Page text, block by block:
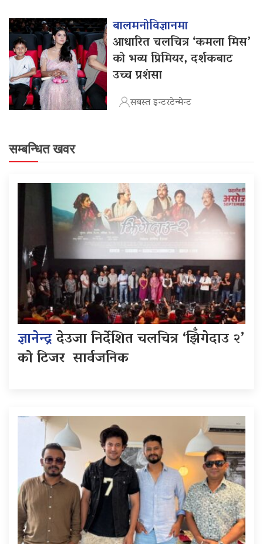
बालमनोविज्ञानमा
आधारित चलचित्र ‘कमला मिस’
को भव्य प्रिमियर, दर्शकबाट
उच्च प्रशंसा
सबस्त इन्टरटेन्मेन्ट
सम्बन्धित खवर
ज्ञानेन्द्रदेउजा निर्देशित चलचित्र ‘झिँगेदाउ २’
को टिजर सार्वजनिक